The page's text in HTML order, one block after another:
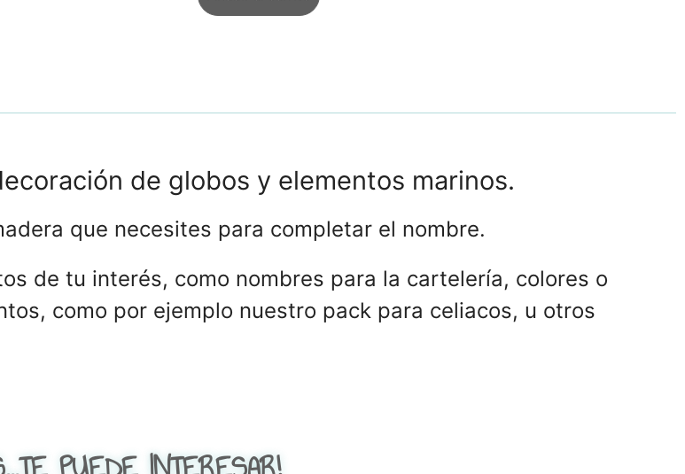
de globos y elementos marinos.
que necesites para completar el nombre.
de tu interés, como nombres para la cartelería, colores o
como por ejemplo nuestro pack para celiacos, u otros